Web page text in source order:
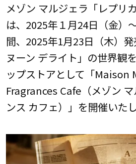
メゾン マルジェラ「レプリ
は、2025年１月24日（金）
間、2025年1月23日（木）
ヌーン デライト」の世界観
ップストアとして「Maison
Fragrances Cafe（メゾン
ンス カフェ）」を開催いたし